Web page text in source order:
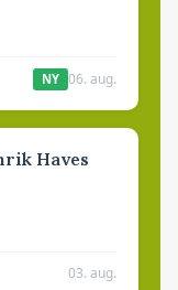
NY 06. aug.
Haves
03. aug.